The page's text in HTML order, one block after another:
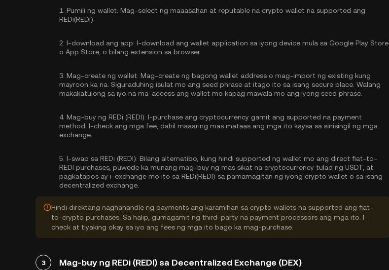
1. Pumili ng wallet: Mag-select ng maaasahan at reputable na crypto wallet na supported ang
REDi(REDI).
2. I-download ang app: I-download ang wallet application sa iyong device mula sa Google Play Store
o App Store, o bilang extension sa browser.
3. Mag-create ng wallet: Mag-create ng bagong wallet address o mag-import ng existing kung
mayroon ka na. Siguraduhing isulat mo ang seed phrase at itago ito sa isang secure place. Walang
makakatulong sa iyo na ma-access ang wallet mo kapag mawala mo ang iyong seed phrase.
4. Mag-buy ng REDi (REDI): I-purchase ang cryptocurrency gamit ang supported na payment
method. I-check ang mga fee, dahil maaaring mas mataas ang mga ito kaysa sa sinisingil ng mga
exchange.
5. I-swap sa REDi (REDI): Bilang alternatibo, kung hindi supported ng wallet mo ang direct fiat-to-
REDI purchases, puwede ka munang mag-buy ng mas sikat na cryptocurrency tulad ng USDT, at
pagkatapos ay i-exchange mo ito sa REDi(REDI) sa pamamagitan ng iyong crypto wallet o sa isang
decentralized exchange.
Hindi direktang naghahandle ng payments ang karamihan sa crypto wallets na supported ang fiat-
to-crypto purchases. Sa halip, gumagamit ng third-party na payment processors ang mga ito. I-
check at tiyaking okay sa iyo ang fees ng mga ito bago ka mag-purchase.
3 Mag-buy ng REDi (REDI) sa Decentralized Exchange (DEX)